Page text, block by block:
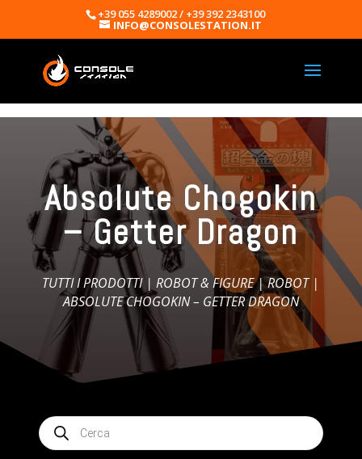
+39 055 4289002 / +39 392 2343100
INFO@CONSOLESTATION.IT
Absolute Chogokin
– Getter Dragon
TUTTI I PRODOTTI|ROBOT & FIGURE|ROBOT|
ABSOLUTE CHOGOKIN – GETTER DRAGON
Products
search